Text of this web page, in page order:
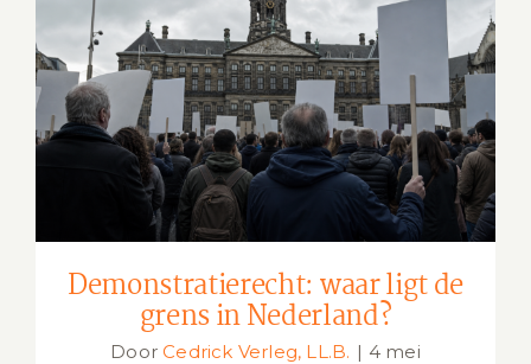
Demonstratierecht: waar ligt de grens
in Nederland?
Demonstratierecht: waar ligt de
grens in Nederland?
Door Cedrick Verleg, LL.B. | 4 mei